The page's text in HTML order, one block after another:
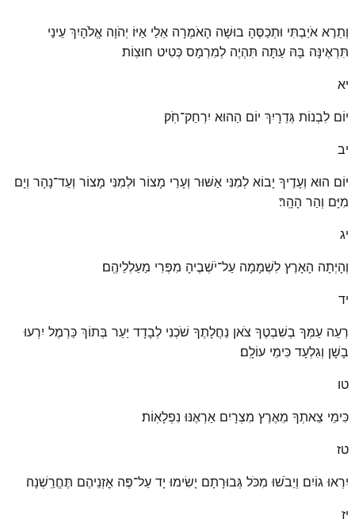
וְתֵרֶא אֹיַבְתִּי וּתְכַסֶּהָ בוּשָׁה הָאֹמְרָה אֵלַי אַיּוֹ יְהֹוָה אֱלֹהָיִךְ עֵינַי
תִּרְאֶינָּה בָּהּ עַתָּה תִּהְיֶה לְמִרְמָס כְּטִיט חוּצֽוֹת׃
יא
יוֹם לִבְנוֹת גְּדֵרָיִךְ יוֹם הַהוּא יִרְחַק־חֹֽק׃
יב
יוֹם הוּא וְעָדֶיךָ יָבוֹא לְמִנִּי אַשּׁוּר וְעָרֵי מָצוֹר וּלְמִנִּי מָצוֹר וְעַד־נָהָר וְיָם
מִיָּם וְהַר הָהָֽר׃
יג
וְהָיְתָה הָאָרֶץ לִשְׁמָמָה עַל־יֹשְׁבֶיהָ מִפְּרִי מַעַלְלֵיהֶֽם׃
יד
רְעֵה עַמְּךָ בְשִׁבְטֶךָ צֹאן נַחֲלָתֶךָ שֹׁכְנִי לְבָדָד יַעַר בְּתוֹךְ כַּרְמֶל יִרְעוּ
בָשָׁן וְגִלְעָד כִּימֵי עוֹלָֽם׃
טו
כִּימֵי צֵאתְךָ מֵאֶרֶץ מִצְרָיִם אַרְאֶנּוּ נִפְלָאֽוֹת׃
טז
יִרְאוּ גוֹיִם וְיֵבֹשׁוּ מִכֹּל גְּבוּרָתָם יָשִׂימוּ יָד עַל־פֶּה אׇזְנֵיהֶם תֶּחֱרַֽשְׁנָה׃
יז